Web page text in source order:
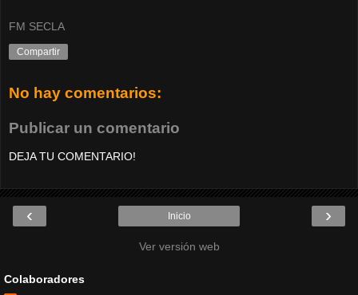
FM SECLA
Compartir
No hay comentarios:
Publicar un comentario
DEJA TU COMENTARIO!
‹ ›
Inicio
Ver versión web
Colaboradores